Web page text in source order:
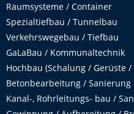
Raumsysteme / Container
Spezialtiefbau / Tunnelbau
Verkehrswegebau / Tiefbau
GaLaBau / Kommunaltechnik
Hochbau (Schalung / Gerüste /
Betonbearbeitung / Sanierung
Kanal-, Rohrleitungs- bau /